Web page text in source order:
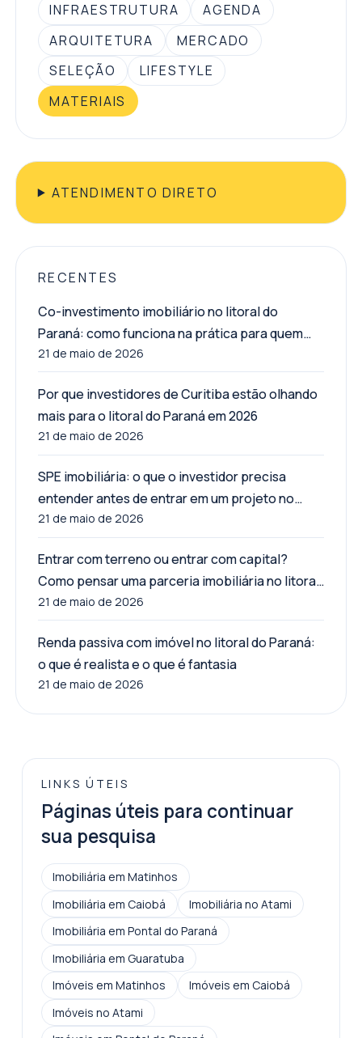
INFRAESTRUTURA
AGENDA
ARQUITETURA
MERCADO
SELEÇÃO
LIFESTYLE
MATERIAIS
ATENDIMENTO DIRETO
RECENTES
Co-investimento imobiliário no litoral do
Paraná: como funciona na prática para quem
quer entrar como parceiro
21 de maio de 2026
Por que investidores de Curitiba estão olhando
mais para o litoral do Paraná em 2026
21 de maio de 2026
SPE imobiliária: o que o investidor precisa
entender antes de entrar em um projeto no
litoral do Paraná
21 de maio de 2026
Entrar com terreno ou entrar com capital?
Como pensar uma parceria imobiliária no litoral
do Paraná
21 de maio de 2026
Renda passiva com imóvel no litoral do Paraná:
o que é realista e o que é fantasia
21 de maio de 2026
LINKS ÚTEIS
Páginas úteis para continuar
sua pesquisa
Imobiliária em Matinhos
Imobiliária em Caiobá
Imobiliária no Atami
Imobiliária em Pontal do Paraná
Imobiliária em Guaratuba
Imóveis em Matinhos
Imóveis em Caiobá
Imóveis no Atami